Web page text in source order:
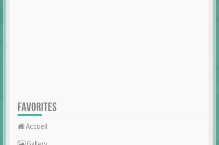
FAVORITES
Accueil